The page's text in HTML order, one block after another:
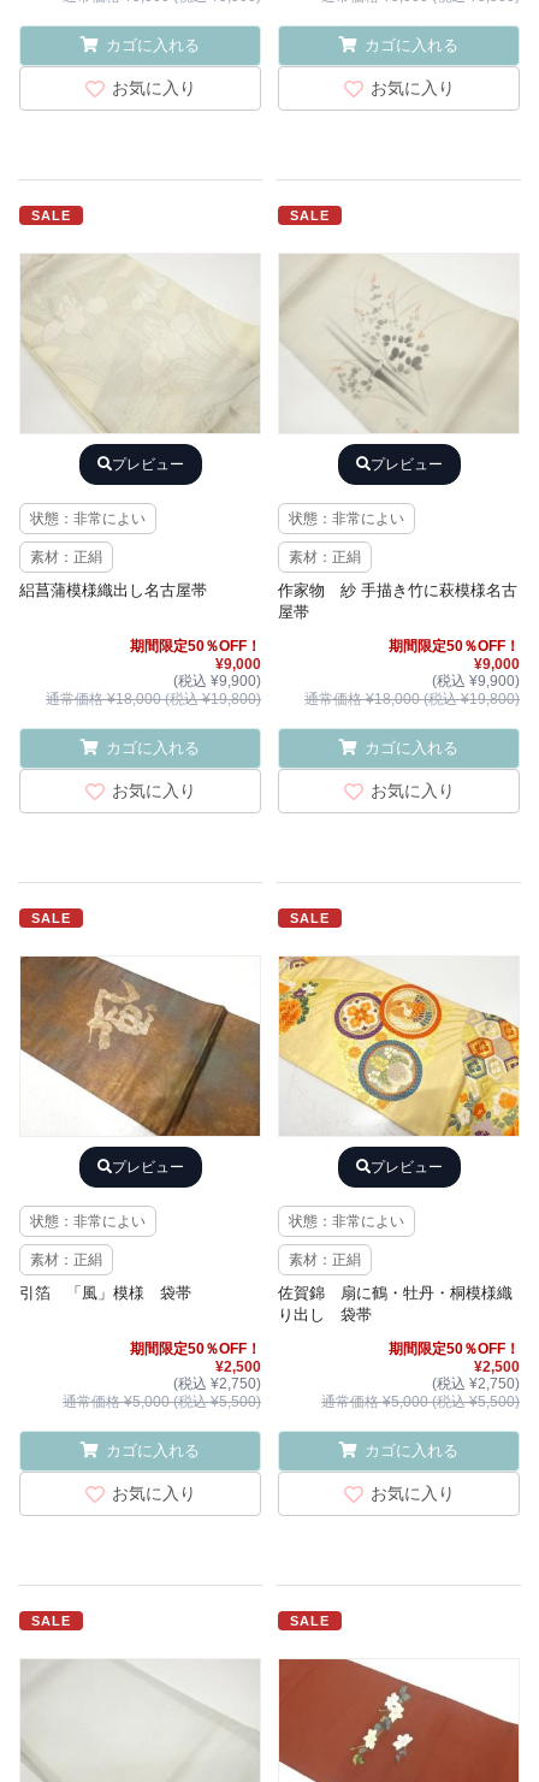
カゴに入れる
お気に入り
カゴに入れる
お気に入り
SALE
プレビュー
状態：非常によい
素材：正絹
絽菖蒲模様織出し名古屋帯
期間限定50％OFF！
¥9,000
(税込 ¥9,900)
通常価格 ¥18,000 (税込 ¥19,800)
カゴに入れる
お気に入り
SALE
プレビュー
状態：非常によい
素材：正絹
作家物 紗 手描き竹に萩模様名古
屋帯
期間限定50％OFF！
¥9,000
(税込 ¥9,900)
通常価格 ¥18,000 (税込 ¥19,800)
カゴに入れる
お気に入り
SALE
プレビュー
状態：非常によい
素材：正絹
引箔 「風」模様 袋帯
期間限定50％OFF！
¥2,500
(税込 ¥2,750)
通常価格 ¥5,000 (税込 ¥5,500)
カゴに入れる
お気に入り
SALE
プレビュー
状態：非常によい
素材：正絹
佐賀錦 扇に鶴・牡丹・桐模様織
り出し 袋帯
期間限定50％OFF！
¥2,500
(税込 ¥2,750)
通常価格 ¥5,000 (税込 ¥5,500)
カゴに入れる
お気に入り
SALE SALE